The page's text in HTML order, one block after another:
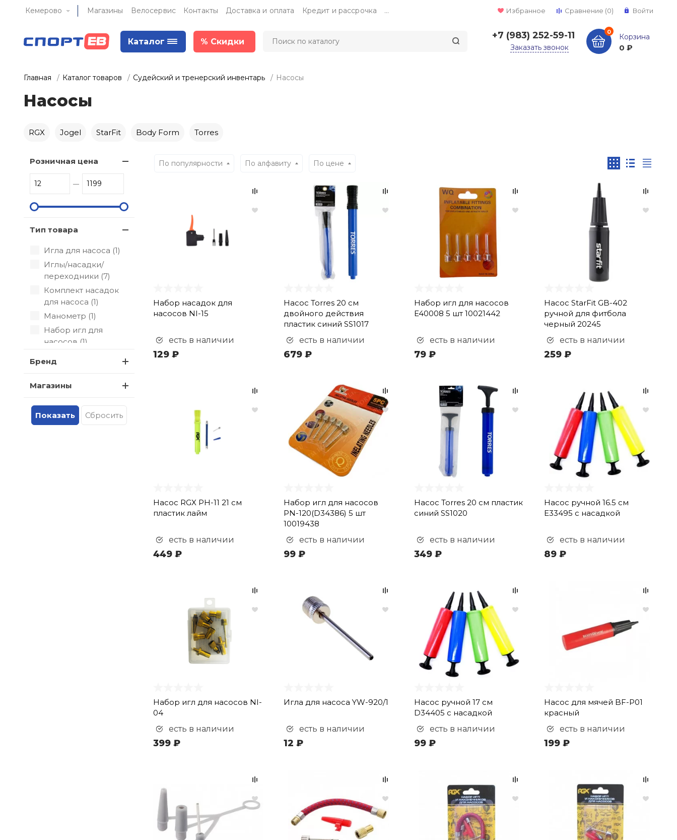
Кемерово Магазины Велосервис Контакты Доставка и оплата Кредит и рассрочка ... Избранное Сравнение (0) Войти
Каталог % Скидки
+7 (983) 252-59-11
Заказать звонок
0
Корзина
0 ₽
Главная Каталог товаров Судейский и тренерский инвентарь Насосы
Насосы
RGX Jogel StarFit Body Form Torres
Розничная цена
Тип товара
Игла для насоса (1)
Иглы/насадки/
переходники (7)
Комплект насадок
для насоса (1)
Манометр (1)
Набор игл для
насосов (1)
насосов (
Бренд
Магазины
По популярности По алфавиту По цене
Набор насадок для
насосов NI-15
есть в наличии
129 ₽
Насос Torres 20 см
двойного действия
пластик синий SS1017
есть в наличии
679 ₽
Набор игл для насосов
E40008 5 шт 10021442
есть в наличии
79 ₽
Насос StarFit GB-402
ручной для фитбола
черный 20245
есть в наличии
259 ₽
Насос RGX PH-11 21 см
пластик лайм
есть в наличии
449 ₽
Набор игл для насосов
PN-120(D34386) 5 шт
10019438
есть в наличии
99 ₽
Насос Torres 20 см пластик
синий SS1020
есть в наличии
349 ₽
Насос ручной 16.5 см
E33495 с насадкой
есть в наличии
89 ₽
Набор игл для насосов NI-
04
есть в наличии
399 ₽
Игла для насоса YW-920/1
есть в наличии
12 ₽
Насос ручной 17 см
D34405 с насадкой
есть в наличии
99 ₽
Насос для мячей BF-P01
красный
есть в наличии
199 ₽